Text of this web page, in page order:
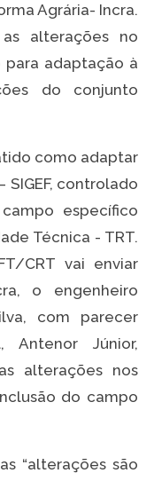
Agrária- Incra.
alterações no
adaptação à
do conjunto
como adaptar
SIGEF, controlado
específico
Técnica - TRT.
CRT vai enviar
o engenheiro
com parecer
Antenor Júnior,
alterações nos
do campo
“alterações são